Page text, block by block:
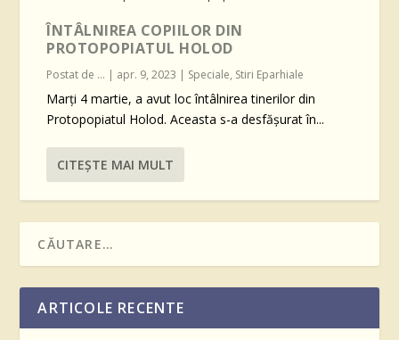
ÎNTÂLNIREA COPIILOR DIN
PROTOPOPIATUL HOLOD
Postat de ... | apr. 9, 2023 | Speciale, Stiri Eparhiale
Marți 4 martie, a avut loc întâlnirea tinerilor din
Protopopiatul Holod. Aceasta s-a desfășurat în...
CITEŞTE MAI MULT
ARTICOLE RECENTE